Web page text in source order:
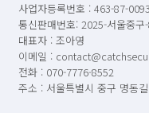
사업자등록번호 : 463-87-
통신판매번호: 2025-서울중구
대표자 : 조아영
이메일 :
전화 : 070-7776-8552
주소 : 서울특별시 중구 명동